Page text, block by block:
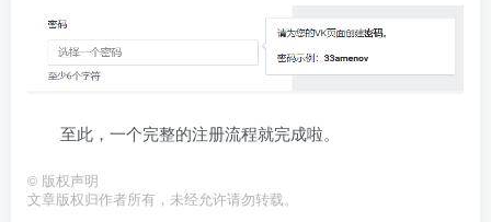
至此，一个完整的注册流程就完成啦。
© 版权声明
文章版权归作者所有，未经允许请勿转载。